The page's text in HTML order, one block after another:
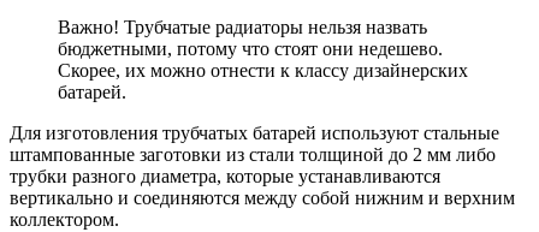
Важно! Трубчатые радиаторы нельзя назвать
бюджетными, потому что стоят они недешево.
Скорее, их можно отнести к классу дизайнерских
батарей.
Для изготовления трубчатых батарей используют стальные
штампованные заготовки из стали толщиной до 2 мм либо
трубки разного диаметра, которые устанавливаются
вертикально и соединяются между собой нижним и верхним
коллектором.